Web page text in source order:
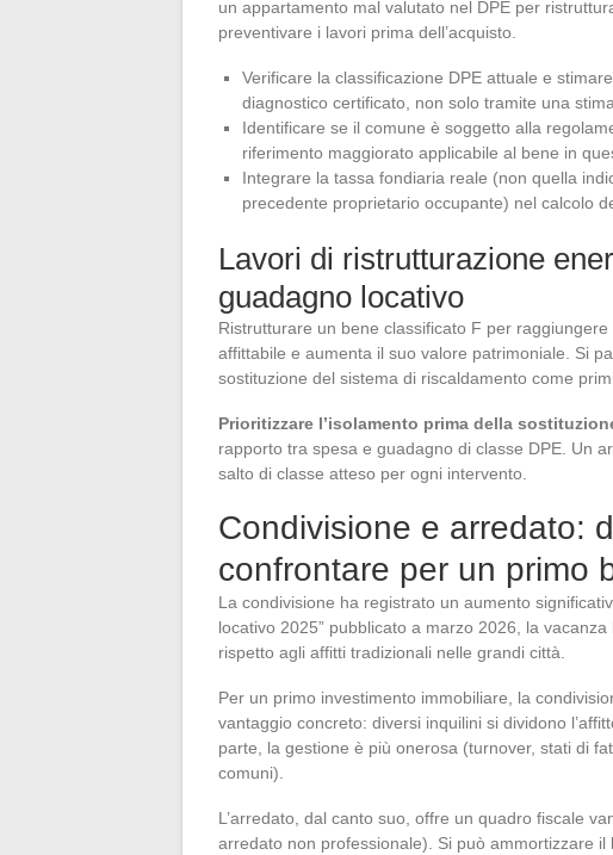
un appartamento mal valutato nel DPE per
preventivare i lavori prima dell’acquisto.
Verificare la classificazione DPE attuale e
diagnostico certificato, non solo tramite una
Identificare se il comune è soggetto alla
riferimento maggiorato applicabile al bene in
Integrare la tassa fondiaria reale (non quella
precedente proprietario occupante) nel calcolo
Lavori di ristrutturazione
guadagno locativo
Ristrutturare un bene classificato F per
affittabile e aumenta il suo valore patrimoniale. Si
sostituzione del sistema di riscaldamento come
Prioritizzare l’isolamento prima della
rapporto tra spesa e guadagno di classe DPE. Un
salto di classe atteso per ogni intervento.
Condivisione e arredato:
confrontare per un primo
La condivisione ha registrato un aumento
locativo 2025” pubblicato a marzo 2026, la
rispetto agli affitti tradizionali nelle grandi città.
Per un primo investimento immobiliare, la
vantaggio concreto: diversi inquilini si dividono
parte, la gestione è più onerosa (turnover, stati di
comuni).
L’arredato, dal canto suo, offre un quadro fiscale
arredato non professionale). Si può ammortizzare